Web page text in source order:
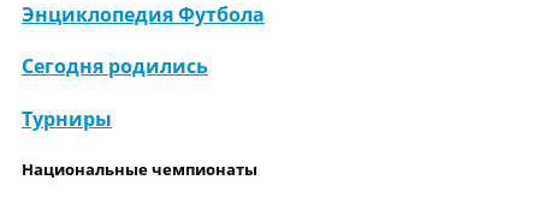
Энциклопедия Футбола
Сегодня родились
Турниры
Национальные чемпионаты